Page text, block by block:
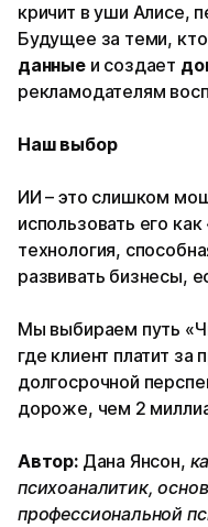
кричит в уши Алисе,
Будущее за теми, кто
данные и создает
рекламодателям
Наш выбор
ИИ – это слишком
использовать его
технология,
развивать бизнесы,
Мы выбираем путь
где клиент платит за
долгосрочной
дороже, чем 2
Автор:Дана Янсон,
психоаналитик,
профессиональной